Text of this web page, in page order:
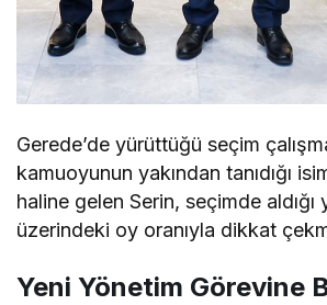
Gerede’de yürüttüğü seçim
kamuoyunun yakından tanıdığı
haline gelen Serin, seçimde aldığı
üzerindeki oy oranıyla dikkat
Yeni Yönetim Görevine